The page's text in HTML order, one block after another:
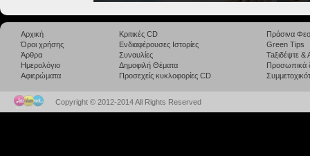
Αρχική
Όροι χρήσης
Άρθρα
Ημερολόγιο
Αφιερώματα
Κριτικές CD
Ενδιαφέρουσες Ιστορίες
Συναυλίες
Δημοφιλή Θέματα
Προσεχείς κυκλοφορίες CD
Πράσινα
Green Tips
Taξιδέψτε
Προσωπικά
Copyright © 2012-2014 All Rights Reserved